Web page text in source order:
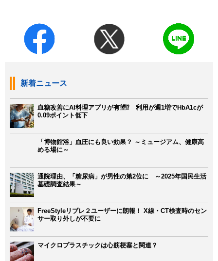
新着ニュース
血糖改善にAI料理アプリが有望⁉ 利用が週1増でHbA1cが
0.09ポイント低下
「博物館浴」血圧にも良い効果？ ～ミュージアム、健康高
める場に～
通院理由、「糖尿病」が男性の第2位に ～2025年国民生活
基礎調査結果～
FreeStyleリブレ２ユーザーに朗報！ X線・CT検査時のセン
サー取り外しが不要に
マイクロプラスチックは心筋梗塞と関連？